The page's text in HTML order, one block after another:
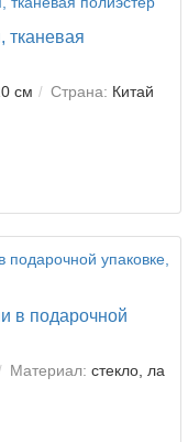
тканевая
см Страна: Китай
в подарочной
Материал: стекло, ла